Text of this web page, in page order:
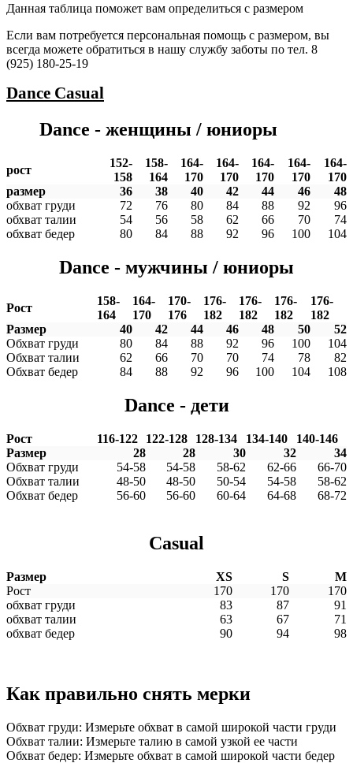
Данная таблица поможет вам определиться с размером
Если вам потребуется персональная помощь с размером, вы
всегда можете обратиться в нашу службу заботы по тел. 8
(925) 180-25-19
Dance Casual
Dance - женщины / юниоры
рост
152-
158
158-
164
164-
170
164-
170
164-
170
164-
170
164-
170
размер
36 38 40 42 44 46
48
обхват груди
72 76 80 84 88 92
96
обхват талии
54 56 58 62 66 70
74
обхват бедер
80 84 88 92 96 100 104
Dance - мужчины / юниоры
Рост
158-
164
164-
170
170-
176
176-
182
176-
182
176-
182
176-
182
Размер
40 42 44 46 48 50
52
Обхват груди
80 84 88 92 96 100
104
Обхват талии
62 66 70 70 74 78
82
Обхват бедер
84 88 92 96 100 104 108
Dance - дети
Рост 116-122 122-128 128-134 134-140
140-146
Размер
28 28 30 32
34
Обхват груди
54-58 54-58 58-62 62-66
66-70
Обхват талии
48-50 48-50 50-54 54-58
58-62
Обхват бедер
56-60 56-60 60-64 64-68 68-72
Casual
Размер XS S
M
Рост
170 170
170
обхват груди
83 87
91
обхват талии
63 67
71
обхват бедер
90 94 98
Как правильно снять мерки
Обхват груди: Измерьте обхват в самой широкой части груди
Обхват талии: Измерьте талию в самой узкой ее части
Обхват бедер: Измерьте обхват в самой широкой части бедер